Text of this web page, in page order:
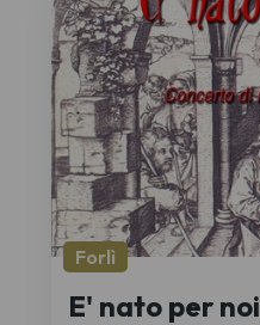
Forlì
E' nato per noi